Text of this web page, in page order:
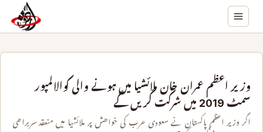
وزیر اعظم عمران خان ملائشیا میں ہونے والی کوالالمپور
سمٹ 2019 میں شرکت کریں گے
اگر وزیر اعظم پاکستان نے سعودی عرب کی خواھش پر ملائشیا میں منعقد سربراھی